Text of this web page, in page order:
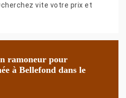
vite votre prix et
ramoneur pour
à Bellefond dans le